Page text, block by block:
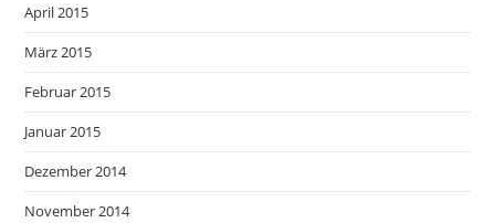
April 2015
März 2015
Februar 2015
Januar 2015
Dezember 2014
November 2014